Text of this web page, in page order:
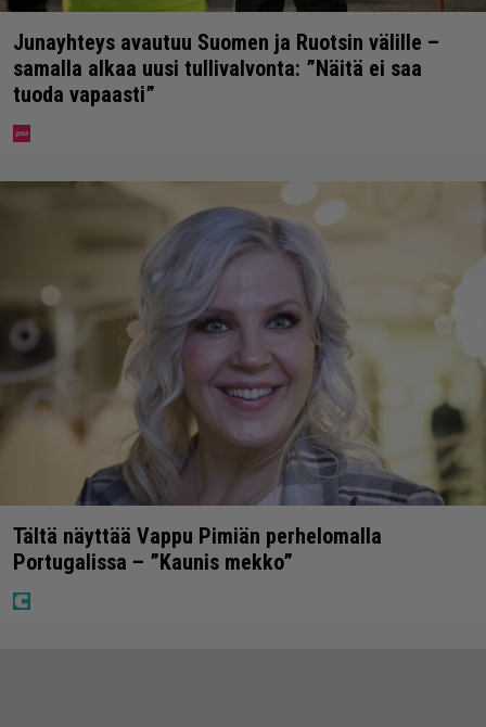
Junayhteys avautuu Suomen ja Ruotsin välille –
samalla alkaa uusi tullivalvonta: ”Näitä ei saa
tuoda vapaasti”
Tältä näyttää Vappu Pimiän perhelomalla
Portugalissa – ”Kaunis mekko”